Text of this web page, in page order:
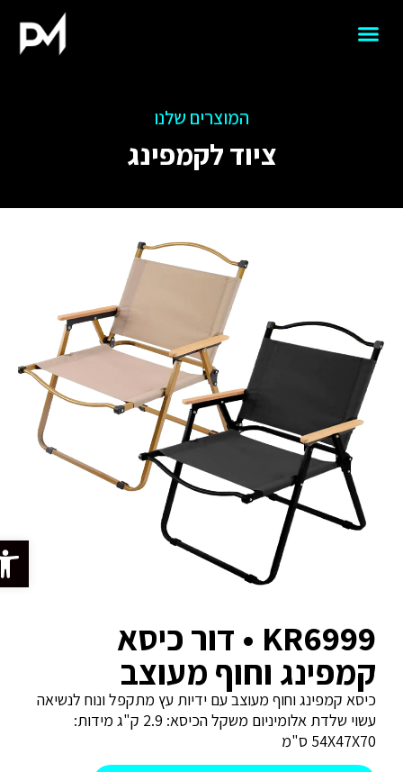
פתח
המוצרים שלנו
ציוד לקמפינג
KR6999 • דור כיסא
קמפינג וחוף מעוצב
כיסא קמפינג וחוף מעוצב עם ידיות עץ מתקפל ונוח לנשיאה
עשוי שלדת אלומיניום משקל הכיסא: 2.9 ק"ג מידות:
54X47X70 ס"מ